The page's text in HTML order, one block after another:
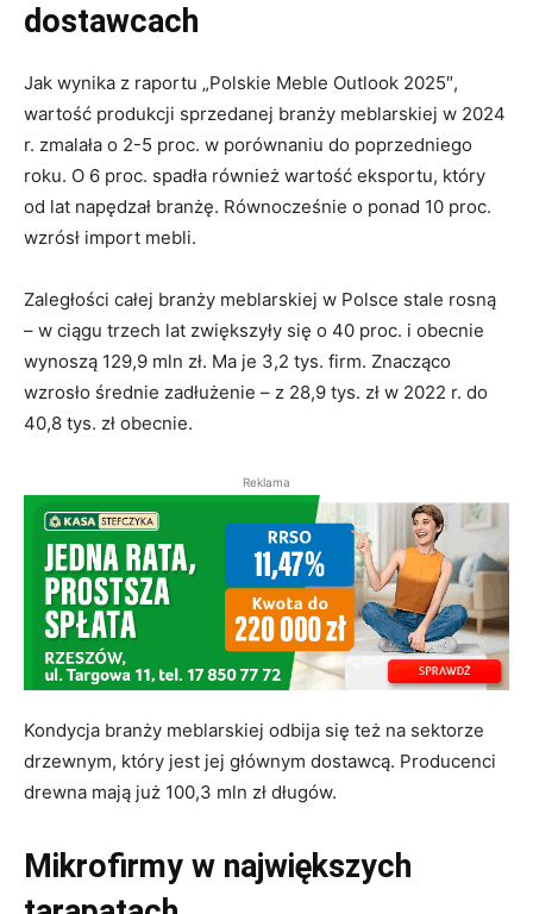
dostawcach
Jak wynika z raportu „Polskie Meble Outlook 2025″,
wartość produkcji sprzedanej branży meblarskiej w 2024
r. zmalała o 2-5 proc. w porównaniu do poprzedniego
roku. O 6 proc. spadła również wartość eksportu, który
od lat napędzał branżę. Równocześnie o ponad 10 proc.
wzrósł import mebli.
Zaległości całej branży meblarskiej w Polsce stale rosną
– w ciągu trzech lat zwiększyły się o 40 proc. i obecnie
wynoszą 129,9 mln zł. Ma je 3,2 tys. firm. Znacząco
wzrosło średnie zadłużenie – z 28,9 tys. zł w 2022 r. do
40,8 tys. zł obecnie.
Reklama
Kondycja branży meblarskiej odbija się też na sektorze
drzewnym, który jest jej głównym dostawcą. Producenci
drewna mają już 100,3 mln zł długów.
Mikrofirmy w największych